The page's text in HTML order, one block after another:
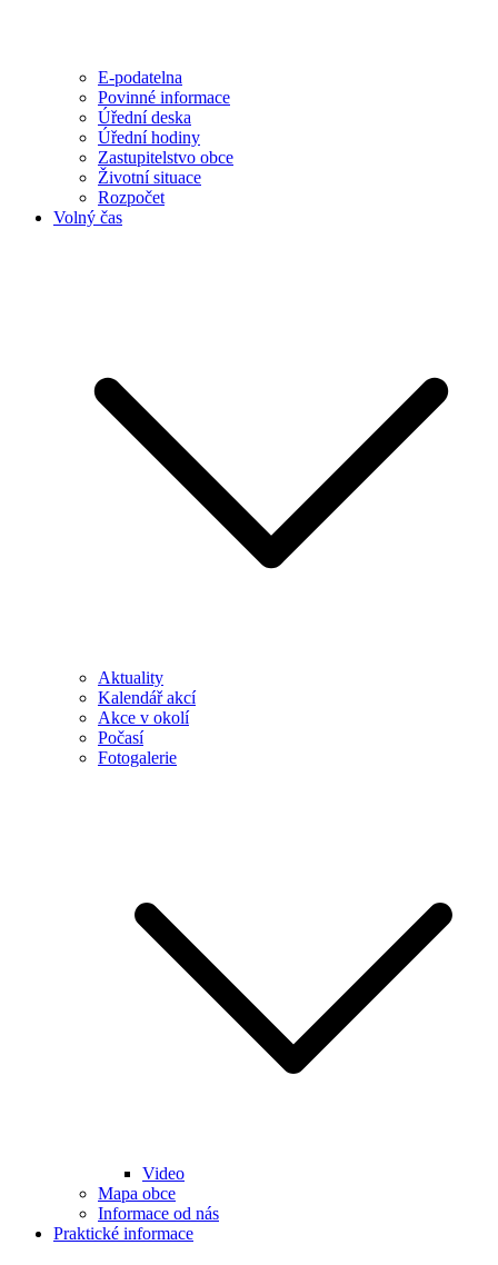
E-podatelna
Povinné informace
Úřední deska
Úřední hodiny
Zastupitelstvo obce
Životní situace
Rozpočet
Volný čas
Aktuality
Kalendář akcí
Akce v okolí
Počasí
Fotogalerie
Video
Mapa obce
Informace od nás
Praktické informace